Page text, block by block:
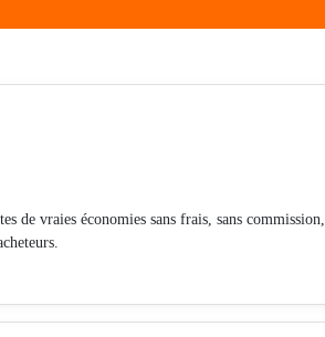
de vraies économies sans frais, sans commission,